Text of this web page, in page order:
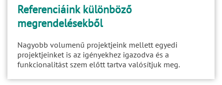
Referenciáink különböző
megrendelésekből
Nagyobb volumenű projektjeink mellett egyedi
projektjeinket is az igényekhez igazodva és a
funkcionalitást szem előtt tartva valósítjuk meg.